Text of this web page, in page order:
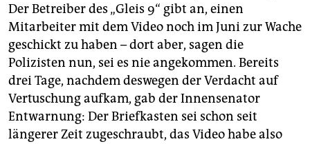
Der Betreiber des „Gleis 9“ gibt an, einen
Mitarbeiter mit dem Video noch im Juni zur Wache
geschickt zu haben – dort aber, sagen die
Polizisten nun, sei es nie angekommen. Bereits
drei Tage, nachdem deswegen der Verdacht auf
Vertuschung aufkam, gab der Innensenator
Entwarnung: Der Briefkasten sei schon seit
längerer Zeit zugeschraubt, das Video habe also